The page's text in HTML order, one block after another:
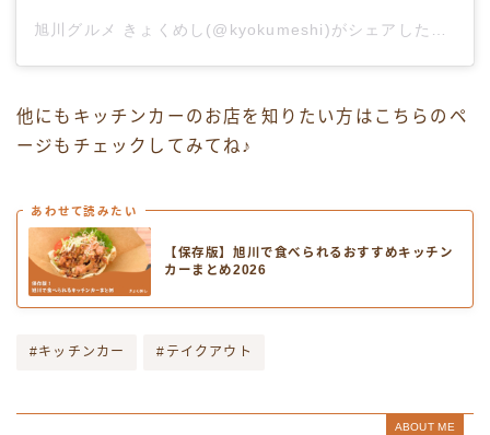
旭川グルメ きょくめし(@kyokumeshi)がシェアした投稿
他にもキッチンカーのお店を知りたい方はこちらのペ
ージもチェックしてみてね♪
あわせて読みたい
【保存版】旭川で食べられるおすすめキッチン
カーまとめ2026
#キッチンカー #テイクアウト
ABOUT ME